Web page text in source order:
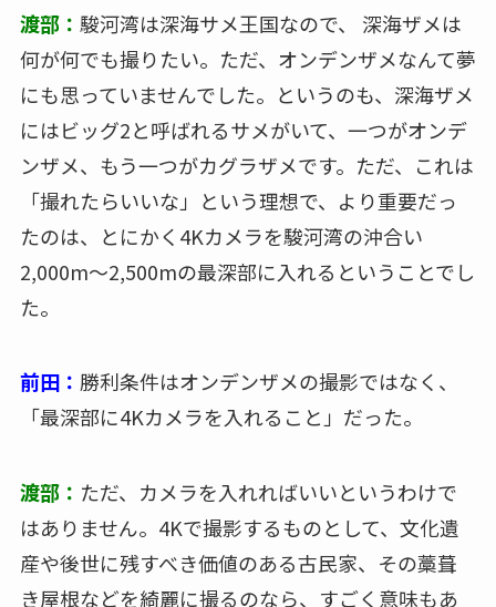
渡部： 駿河湾は深海サメ王国なので、 深海ザメは
何が何でも撮りたい。ただ、オンデンザメなんて夢
にも思っていませんでした。というのも、深海ザメ
にはビッグ2と呼ばれるサメがいて、一つがオンデ
ンザメ、もう一つがカグラザメです。ただ、これは
「撮れたらいいな」という理想で、より重要だっ
たのは、とにかく4Kカメラを駿河湾の沖合い
2,000m～2,500mの最深部に入れるということでし
た。
前田： 勝利条件はオンデンザメの撮影ではなく、
「最深部に4Kカメラを入れること」だった。
渡部： ただ、カメラを入れればいいというわけで
はありません。4Kで撮影するものとして、文化遺
産や後世に残すべき価値のある古民家、その藁葺
き屋根などを綺麗に撮るのなら、すごく意味もあ